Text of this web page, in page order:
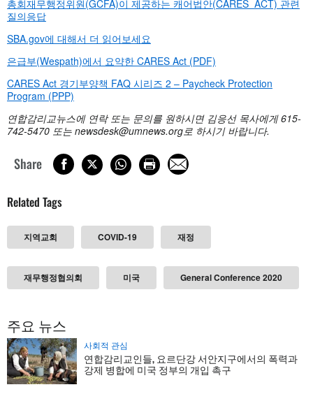
총회재무행정위원(GCFA)이 제공하는 캐어법안(CARES ACT) 관련
질의응답
SBA.gov에 대해서 더 읽어보세요
은급부(Wespath)에서 요약한 CARES Act (PDF)
CARES Act 경기부양책 FAQ 시리즈 2 – Paycheck Protection
Program (PPP)
연합감리교뉴스에 연락 또는 문의를 원하시면 김응선 목사에게615-
742-5470 또는 newsdesk@umnews.org로 하시기 바랍니다.
Share
Related Tags
지역교회 COVID-19 재정
재무행정협의회 미국 General Conference 2020
주요 뉴스
사회적 관심
연합감리교인들, 요르단강 서안지구에서의 폭력과
강제 병합에 미국 정부의 개입 촉구